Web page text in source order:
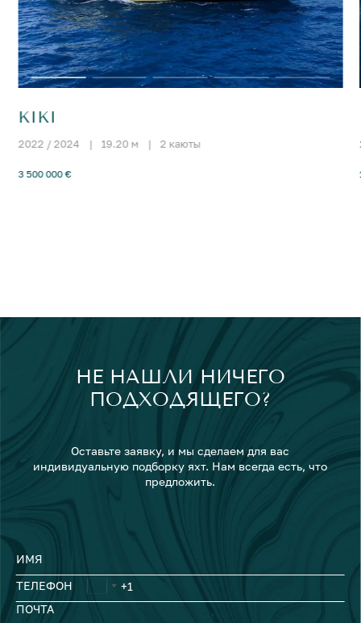
KIKI
2022 / 2024 | 19.20 м | 2 каюты
3 500 000 €
НЕ НАШЛИ НИЧЕГО
ПОДХОДЯЩЕГО?
Оставьте заявку, и мы сделаем для вас
индивидуальную подборку яхт. Нам всегда есть, что
предложить.
ИМЯ
ТЕЛЕФОН
ПОЧТА